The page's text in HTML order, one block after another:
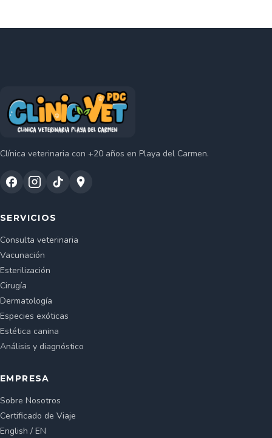
Clínica veterinaria con +20 años en Playa del Carmen.
SERVICIOS
Consulta veterinaria
Vacunación
Esterilización
Cirugía
Dermatología
Especies exóticas
Estética canina
Análisis y diagnóstico
EMPRESA
Sobre Nosotros
Certificado de Viaje
English / EN